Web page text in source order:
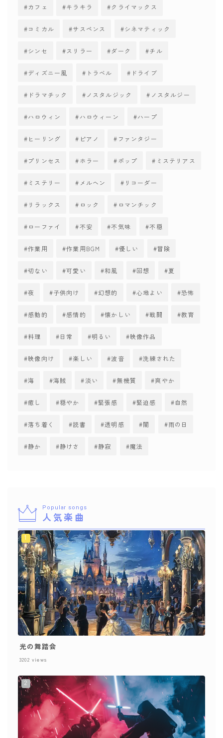
カフェ キラキラ クライマックス
コミカル サスペンス シネマティック
シンセ スリラー ダーク チル
ディズニー風 トラベル ドライブ
ドラマチック ノスタルジック ノスタルジー
ハロウィン ハロウィーン ハープ
ヒーリング ピアノ ファンタジー
プリンセス ホラー ポップ ミステリアス
ミステリー メルヘン リコーダー
リラックス ロック ロマンチック
ローファイ 不安 不気味 不穏
作業用 作業用BGM 優しい 冒険
切ない 可愛い 和風 回想 夏
夜 子供向け 幻想的 心地よい 恐怖
感動的 感情的 懐かしい 戦闘 教育
料理 日常 明るい 映像作品
映像向け 楽しい 波音 洗練された
海 海賊 淡い 無機質 爽やか
癒し 穏やか 緊張感 緊迫感 自然
落ち着く 読書 透明感 闇 雨の日
静か 静けさ 静寂 魔法
Popular songs
人気楽曲
光の舞踏会
3202 views